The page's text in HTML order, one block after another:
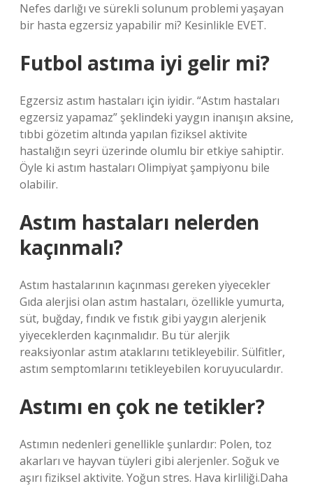
Nefes darlığı ve sürekli solunum problemi yaşayan
bir hasta egzersiz yapabilir mi? Kesinlikle EVET.
Futbol astıma iyi gelir mi?
Egzersiz astım hastaları için iyidir. “Astım hastaları
egzersiz yapamaz” şeklindeki yaygın inanışın aksine,
tıbbi gözetim altında yapılan fiziksel aktivite
hastalığın seyri üzerinde olumlu bir etkiye sahiptir.
Öyle ki astım hastaları Olimpiyat şampiyonu bile
olabilir.
Astım hastaları nelerden
kaçınmalı?
Astım hastalarının kaçınması gereken yiyecekler
Gıda alerjisi olan astım hastaları, özellikle yumurta,
süt, buğday, fındık ve fıstık gibi yaygın alerjenik
yiyeceklerden kaçınmalıdır. Bu tür alerjik
reaksiyonlar astım ataklarını tetikleyebilir. Sülfitler,
astım semptomlarını tetikleyebilen koruyuculardır.
Astımı en çok ne tetikler?
Astımın nedenleri genellikle şunlardır: Polen, toz
akarları ve hayvan tüyleri gibi alerjenler. Soğuk ve
aşırı fiziksel aktivite. Yoğun stres. Hava kirliliği.Daha